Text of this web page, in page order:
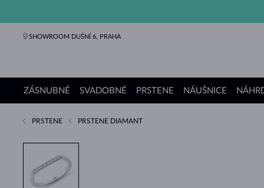
SHOWROOM DUŠNÍ 6, PRAHA
ZÁSNUBNÉ
Zásnubné prstene
SVADOBNÉ
Svadobné obrúčky
PRSTENE
Prstene
NÁUŠNICE
Náušnice
Náhrdelníky
Náramky
Perly
Šperky
Darčeky
Kolekcie KLENOTA
PRSTENE PRSTENE DIAMANT